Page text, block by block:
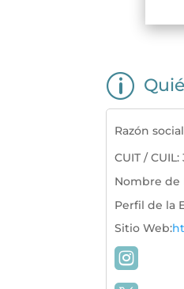
p
Razón social
CUIT / CUIL:
Nombre de
Perfil de la
Sitio Web: